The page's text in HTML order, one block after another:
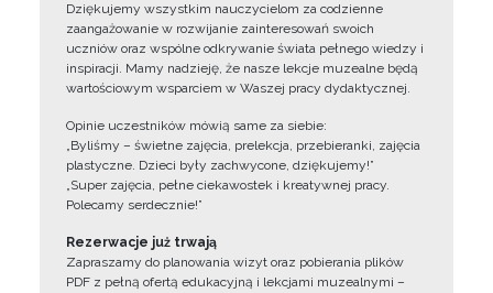
Dziękujemy wszystkim nauczycielom za codzienne
zaangażowanie w rozwijanie zainteresowań swoich
uczniów oraz wspólne odkrywanie świata pełnego wiedzy i
inspiracji. Mamy nadzieję, że nasze lekcje muzealne będą
wartościowym wsparciem w Waszej pracy dydaktycznej.
Opinie uczestników mówią same za siebie:
„Byliśmy – świetne zajęcia, prelekcja, przebieranki, zajęcia
plastyczne. Dzieci były zachwycone, dziękujemy!”
„Super zajęcia, pełne ciekawostek i kreatywnej pracy.
Polecamy serdecznie!”
Rezerwacje już trwają
Zapraszamy do planowania wizyt oraz pobierania plików
PDF z pełną ofertą edukacyjną i lekcjami muzealnymi –